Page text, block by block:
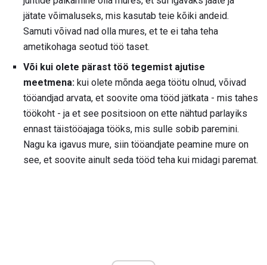
jätate võimaluseks, mis kasutab teie kõiki andeid.
Samuti võivad nad olla mures, et te ei taha teha
ametikohaga seotud töö taset.
Või kui olete pärast töö tegemist ajutise
meetmena: kui olete mõnda aega töötu olnud, võivad
tööandjad arvata, et soovite oma tööd jätkata - mis tahes
töökoht - ja et see positsioon on ette nähtud parlayiks
ennast täistööajaga tööks, mis sulle sobib paremini.
Nagu ka igavus mure, siin tööandjate peamine mure on
see, et soovite ainult seda tööd teha kui midagi paremat.